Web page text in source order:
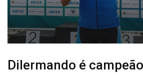
Dilermando é